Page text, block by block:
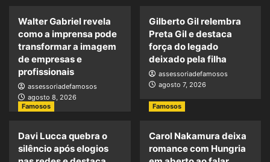
Walter Gabriel revela
como a imprensa pode
transformar a imagem
de empresas e
profissionais
assessoriadefamosos
agosto 8, 2026
Gilberto Gil relembra
Preta Gil e destaca
força do legado
deixado pela filha
assessoriadefamosos
agosto 7, 2026
Famosos
Davi Lucca quebra o
silêncio após elogios
Famosos
Carol Nakamura deixa
romance com Hungria